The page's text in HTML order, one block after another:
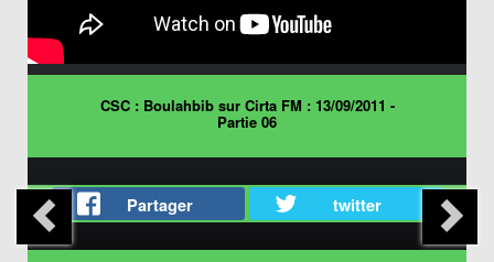
CSC : Boulahbib sur Cirta FM : 13/09/2011 -
Partie 06
Partager twitter